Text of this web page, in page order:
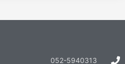
052-5940313